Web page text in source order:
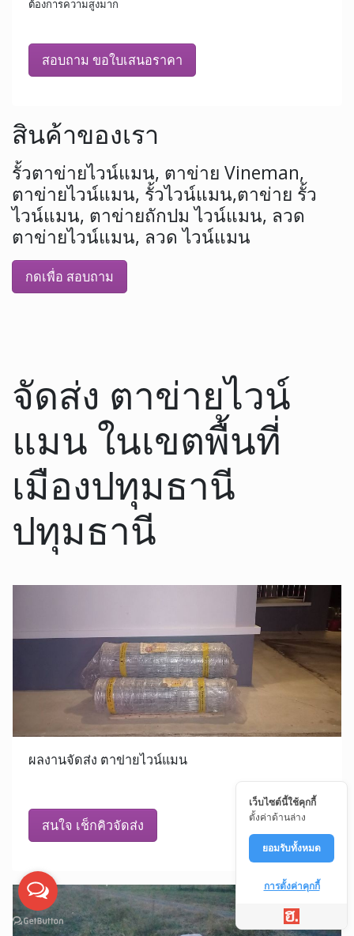
ต้องการความสูงมาก
สอบถาม ขอใบเสนอราคา
สินค้าของเรา
รั้วตาข่ายไวน์แมน, ตาข่าย Vineman,
ตาข่ายไวน์แมน, รั้วไวน์แมน,ตาข่าย รั้ว
ไวน์แมน, ตาข่ายถักปม ไวน์แมน, ลวด
ตาข่ายไวน์แมน, ลวด ไวน์แมน
กดเพื่อ สอบถาม
จัดส่ง ตาข่ายไวน์
แมน ในเขตพื้นที่
เมืองปทุมธานี
ปทุมธานี
ผลงานจัดส่ง ตาข่ายไวน์แมน
สนใจ เช็กคิวจัดส่ง
เว็บไซต์นี้ใช้คุกกี้
ตั้งค่าด้านล่าง
ยอมรับทั้งหมด
การตั้งค่าคุกกี้